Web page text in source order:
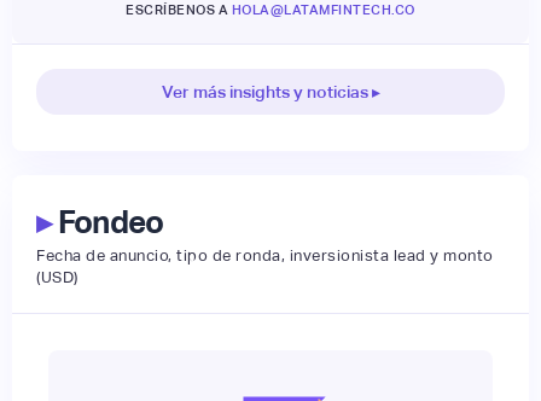
ESCRÍBENOS A HOLA@LATAMFINTECH.CO
Ver más insights y noticias ▸
▸Fondeo
Fecha de anuncio, tipo de ronda, inversionista lead y monto
(USD)